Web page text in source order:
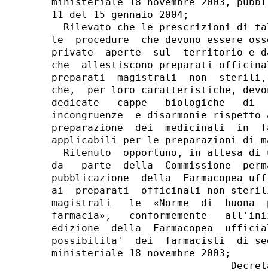
ministeriale 18 novembre 2003,
11 del 15 gennaio 2004;
Rilevato che le prescrizioni di
le  procedure  che devono essere
private  aperte  sul  territorio e
che  allestiscono preparati
preparati  magistrali  non  sterili,
che,  per loro caratteristiche,
dedicate   cappe   biologiche   di
incongruenze  e disarmonie
preparazione  dei  medicinali  in
applicabili per le preparazioni di
Ritenuto  opportuno, in attesa di
da   parte  della  Commissione
pubblicazione  della  Farmacopea
ai  preparati  officinali non
magistrali   le  «Norme  di  buona
farmacia»,   conformemente
edizione  della  Farmacopea
possibilita'  dei  farmacisti  di
ministeriale 18 novembre 2003;